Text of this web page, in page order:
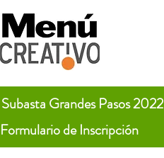
Subasta Grandes Pasos 2022
Formulario de Inscripción